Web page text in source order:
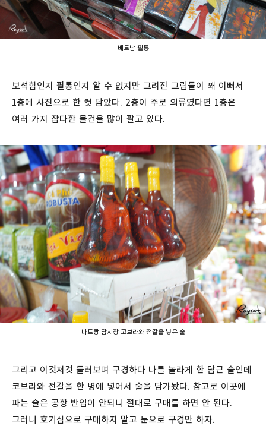
베트남 필통
보석함인지 필통인지 알 수 없지만 그려진 그림들이 꽤 이뻐서
1층에 사진으로 한 컷 담았다. 2층이 주로 의류였다면 1층은
여러 가지 잡다한 물건을 많이 팔고 있다.
나트랑 담시장 코브라와 전갈을 넣은 술
그리고 이것저것 둘러보며 구경하다 나를 놀라게 한 담근 술인데
코브라와 전갈을 한 병에 넣어서 술을 담가놨다. 참고로 이곳에
파는 술은 공항 반입이 안되니 절대로 구매를 하면 안 된다.
그러니 호기심으로 구매하지 말고 눈으로 구경만 하자.